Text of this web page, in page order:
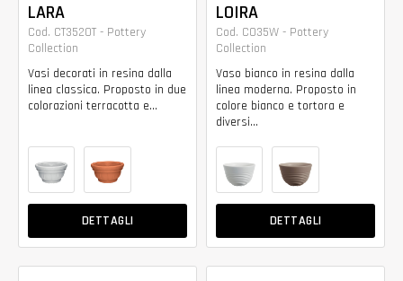
LARA
Cod. CT3520T - Pottery
Collection
Vasi decorati in resina dalla
linea classica. Proposto in due
colorazioni terracotta e...
DETTAGLI
LOIRA
Cod. CO35W - Pottery
Collection
Vaso bianco in resina dalla
linea moderna. Proposto in
colore bianco e tortora e
diversi...
DETTAGLI